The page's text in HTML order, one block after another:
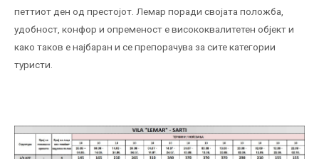
петтиот ден од престојот. Лемар поради својата положба,
удобност, конфор и опременост е висококвалитетен објект и
како таков е најбаран и се препорачува за сите категории
туристи.